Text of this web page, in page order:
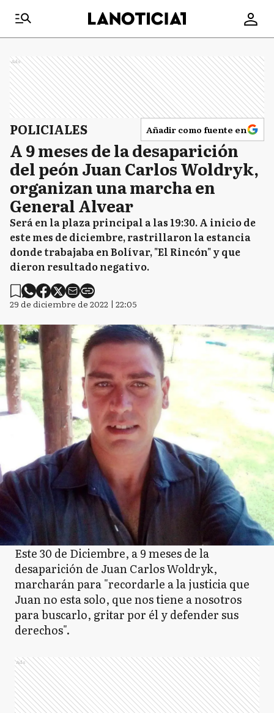
Ads
POLICIALES Añadir como fuente en
A 9 meses de la desaparición
del peón Juan Carlos Woldryk,
organizan una marcha en
General Alvear
Será en la plaza principal a las 19:30. A inicio de
este mes de diciembre, rastrillaron la estancia
donde trabajaba en Bolívar, "El Rincón" y que
dieron resultado negativo.
29 de diciembre de 2022 | 22:05
Este 30 de Diciembre, a 9 meses de la
desaparición de Juan Carlos Woldryk,
marcharán para "recordarle a la justicia que
Juan no esta solo, que nos tiene a nosotros
para buscarlo, gritar por él y defender sus
derechos".
Ads